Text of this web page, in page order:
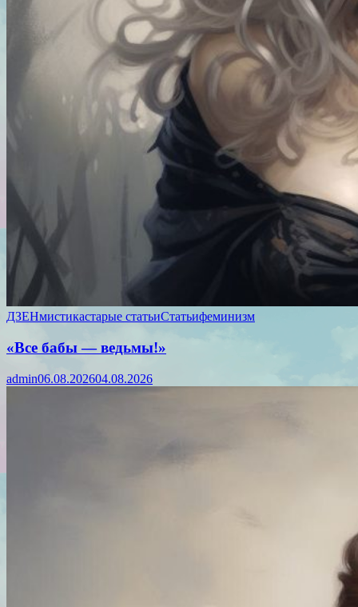
ДЗЕНмистикастарые статьиСтатьифеминизм
«Все бабы — ведьмы!»
admin06.08.202604.08.2026